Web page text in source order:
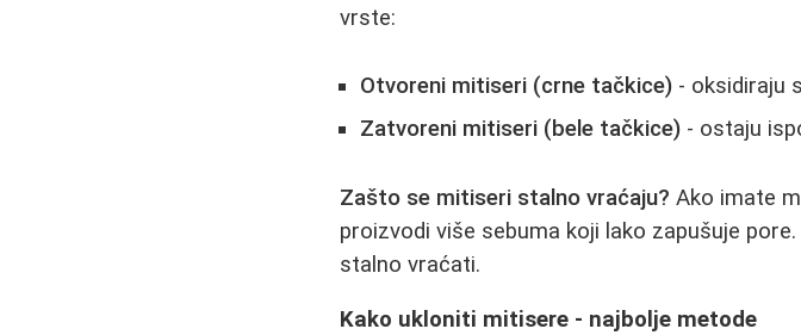
vrste:
Otvoreni mitiseri (crne tačkice) - oksidiraju
Zatvoreni mitiseri (bele tačkice) - ostaju
Zašto se mitiseri stalno vraćaju? Ako imate
proizvodi više sebuma koji lako zapušuje
stalno vraćati.
Kako ukloniti mitisere - najbolje metode